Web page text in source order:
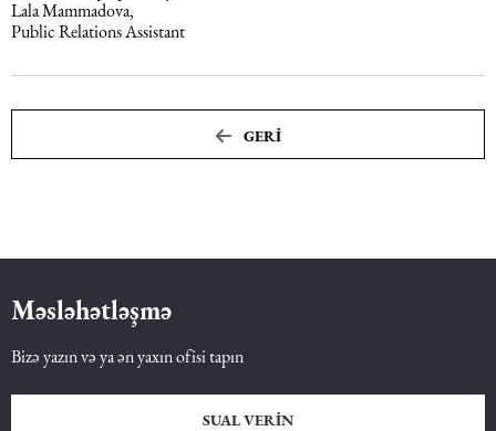
Lala Mammadova,
Public Relations Assistant
GERI
Məsləhətləşmə
Bizə yazın və ya ən yaxın ofisi tapın
SUAL VERIN